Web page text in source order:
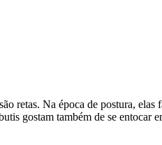
retas. Na época de postura, elas
gostam também de se entocar